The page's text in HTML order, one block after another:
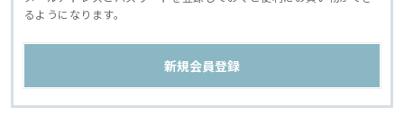
るようになります。